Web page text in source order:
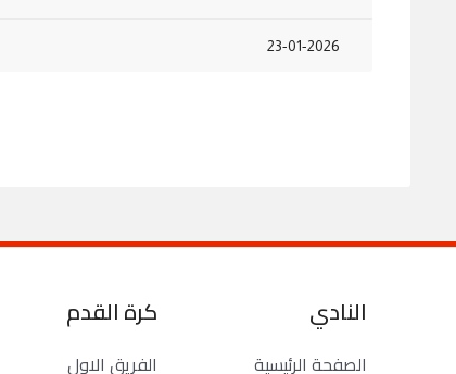
23-01-2026
النادي
الصفحة الرئيسية
كرة القدم
الفريق الاول